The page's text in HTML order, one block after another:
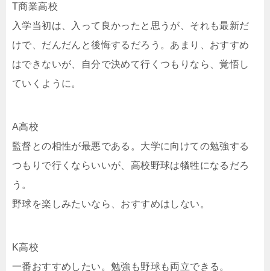
T商業高校
入学当初は、入って良かったと思うが、それも最新だ
けで、だんだんと後悔するだろう。あまり、おすすめ
はできないが、自分で決めて行くつもりなら、覚悟し
ていくように。
A高校
監督との相性が最悪である。大学に向けての勉強する
つもりで行くならいいが、高校野球は犠牲になるだろ
う。
野球を楽しみたいなら、おすすめはしない。
K高校
一番おすすめしたい。勉強も野球も両立できる。